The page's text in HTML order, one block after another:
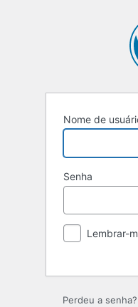
Nome de
Senha
Lembrar-
Perdeu a senha?